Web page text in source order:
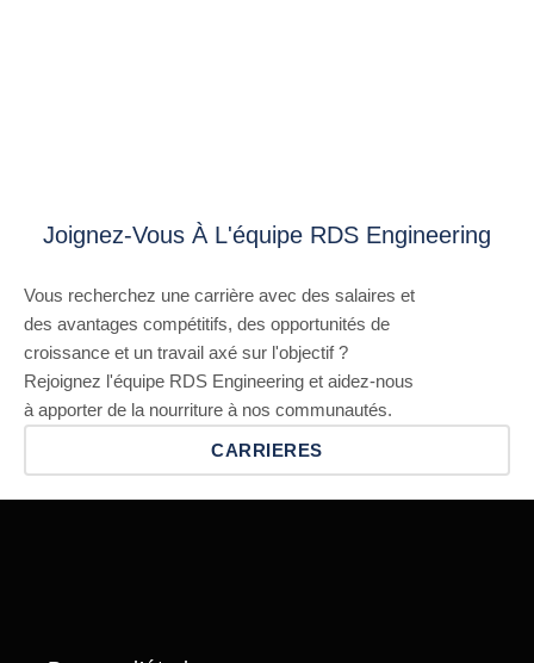
Joignez-Vous À L'équipe RDS Engineering
Vous recherchez une carrière avec des salaires et
des avantages compétitifs, des opportunités de
croissance et un travail axé sur l'objectif ?
Rejoignez l'équipe RDS Engineering et aidez-nous
à apporter de la nourriture à nos communautés.
CARRIERES